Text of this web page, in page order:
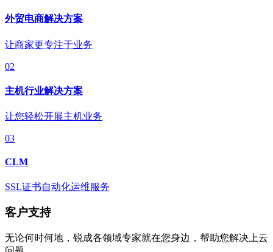
外贸电商解决方案
让商家更专注于业务
02
主机行业解决方案
让您轻松开展主机业务
03
CLM
SSL证书自动化运维服务
客户支持
无论何时何地，锐成各领域专家就在您身边，帮助您解决上云